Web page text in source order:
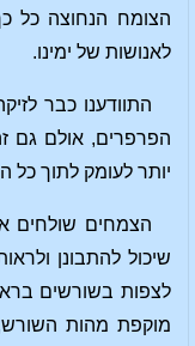
הצומח הנחוצה כל
לאנושות של ימינו.
התוודענו כבר
הפרפרים, אולם גם
יותר לעומק לתוך כל
הצמחים שולחים
שיכול להתבונן
לצפות בשורשים
מוקפת מהות